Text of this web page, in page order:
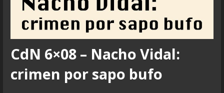
CdN 6×08 – Nacho Vidal:
crimen por sapo bufo